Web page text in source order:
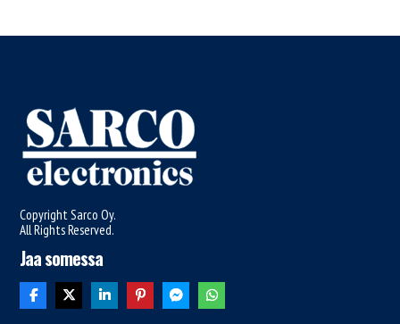
Copyright Sarco Oy.
All Rights Reserved.
Jaa somessa